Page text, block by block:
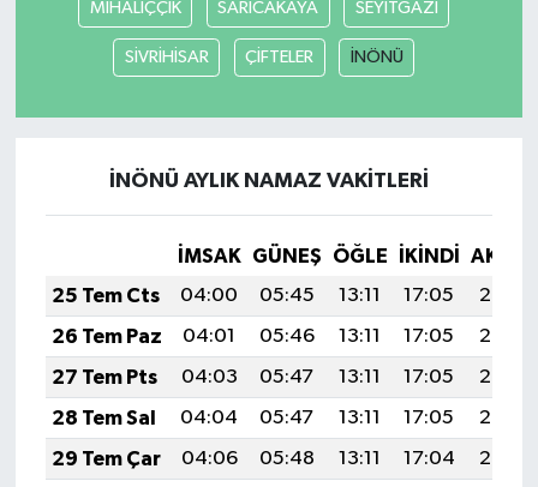
MİHALIÇÇIK SARICAKAYA SEYİTGAZİ
SİVRİHİSAR ÇİFTELER İNÖNÜ
İNÖNÜ AYLIK NAMAZ VAKITLERI
İMSAK GÜNEŞ ÖĞLE İKINDI
25 Tem Cts
04:00 05:45 13:11 17:05
20:27
26 Tem Paz
04:01 05:46 13:11 17:05
20:26
27 Tem Pts
04:03 05:47 13:11 17:05
20:26
28 Tem Sal
04:04 05:47 13:11 17:05
20:25
29 Tem Çar
04:06 05:48 13:11 17:04
20:24